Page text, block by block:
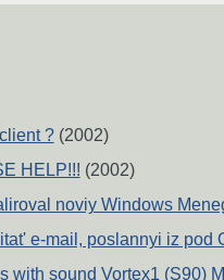
?(2002)
HELP!!! (2002)
noviy Windows
e-mail, poslannyi iz pod
with sound Vortex1 (S90)